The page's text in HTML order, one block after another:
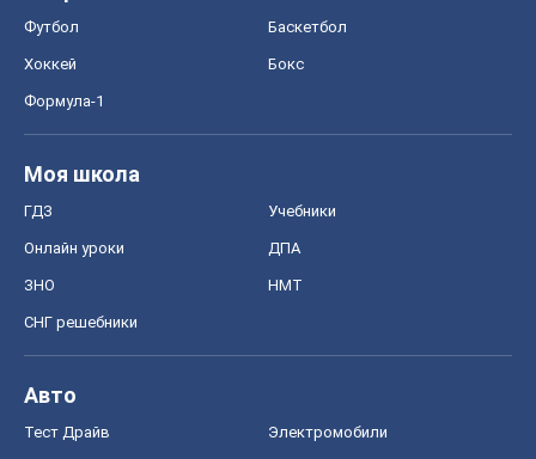
Футбол Баскетбол
Хоккей Бокс
Формула-1
Моя школа
ГДЗ Учебники
Онлайн уроки ДПА
ЗНО НМТ
СНГ решебники
Авто
Тест Драйв Электромобили